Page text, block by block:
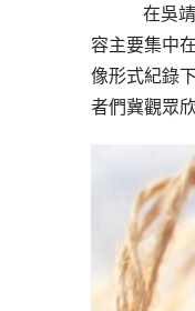
在吳
容主要集中
像形式紀錄
者們冀觀眾